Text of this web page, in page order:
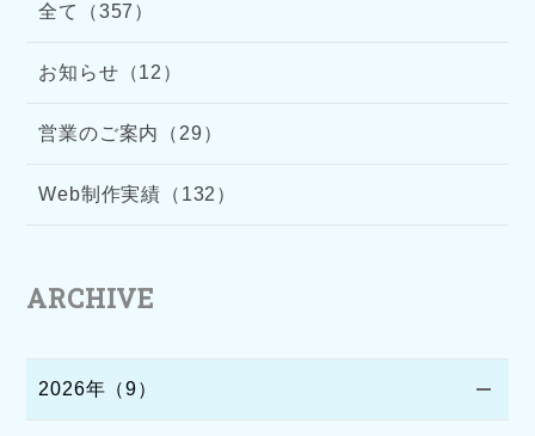
全て（357）
お知らせ（12）
営業のご案内（29）
Web制作実績（132）
ARCHIVE
2026年（9）